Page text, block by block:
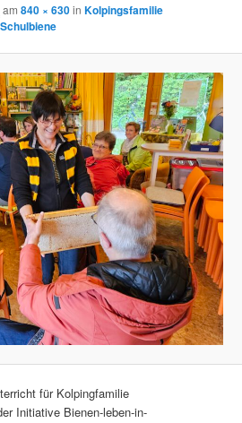
am840 × 630inKolpingsfamilie
für Kolpingfamilie
Initiative Bienen-leben-in-